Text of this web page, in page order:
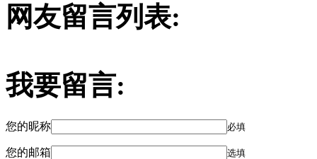
网友留言列表:
我要留言:
您的昵称 必填
您的邮箱 选填